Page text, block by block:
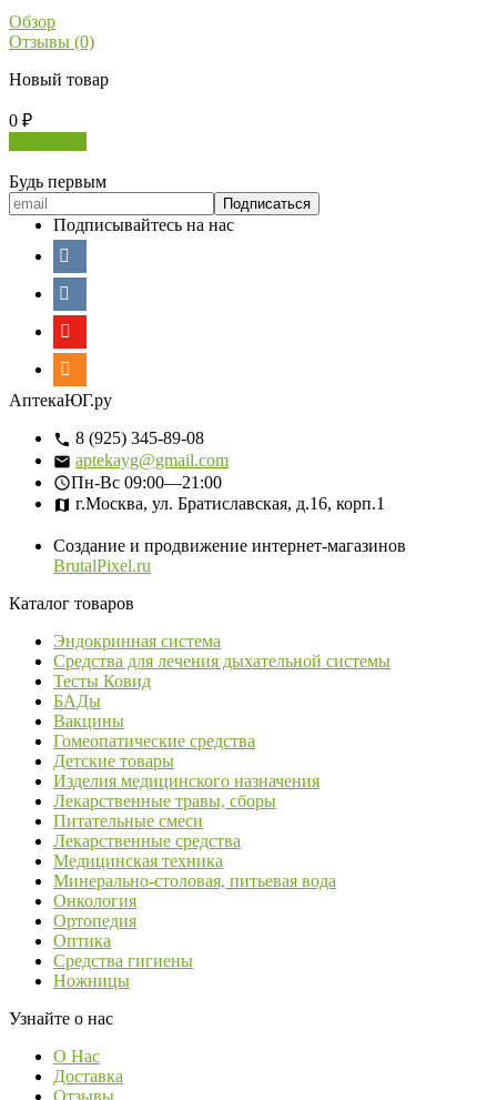
Обзор
Отзывы (0)
Новый товар
0 ₽
Будь первым
Подписывайтесь на нас
АптекаЮГ.ру
8 (925) 345-89-08
aptekayg@gmail.com
Пн-Вс 09:00—21:00
г.Москва, ул. Братиславская, д.16, корп.1
Создание и продвижение интернет-магазинов
BrutalPixel.ru
Каталог товаров
Эндокринная система
Средства для лечения дыхательной системы
Тесты Ковид
БАДы
Вакцины
Гомеопатические средства
Детские товары
Изделия медицинского назначения
Лекарственные травы, сборы
Питательные смеси
Лекарственные средства
Медицинская техника
Минерально-столовая, питьевая вода
Онкология
Ортопедия
Оптика
Средства гигиены
Ножницы
Узнайте о нас
О Нас
Доставка